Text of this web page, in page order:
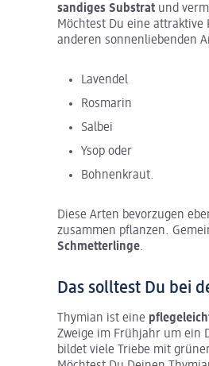
sandiges Substrat und
Möchtest Du eine
anderen sonnenliebenden
Lavendel
Rosmarin
Salbei
Ysop oder
Bohnenkraut.
Diese Arten bevorzugen
zusammen pflanzen.
Schmetterlinge.
Das solltest Du bei
Thymian ist eine
Zweige im Frühjahr um ein
bildet viele Triebe mit